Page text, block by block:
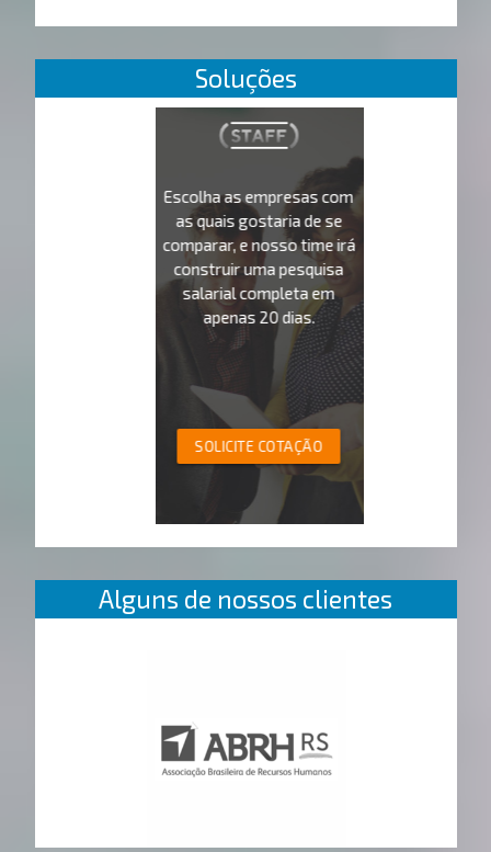
Soluções
Escolha as empresas com
as quais gostaria de se
comparar, e nosso time irá
construir uma pesquisa
salarial completa em
apenas 20 dias.
SOLICITE COTAÇÃO
Alguns de nossos clientes